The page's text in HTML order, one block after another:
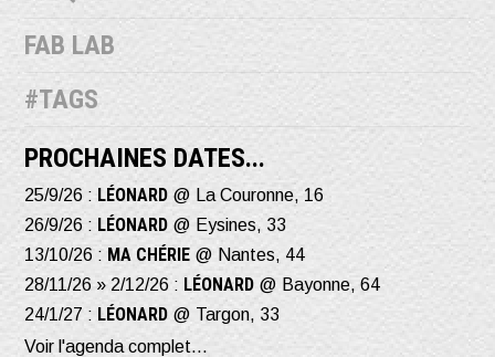
FAB LAB
#TAGS
PROCHAINES DATES...
25/9/26 : LÉONARD @ La Couronne, 16
26/9/26 : LÉONARD @ Eysines, 33
13/10/26 : MA CHÉRIE @ Nantes, 44
28/11/26 » 2/12/26 : LÉONARD @ Bayonne, 64
24/1/27 : LÉONARD @ Targon, 33
Voir l'agenda complet...